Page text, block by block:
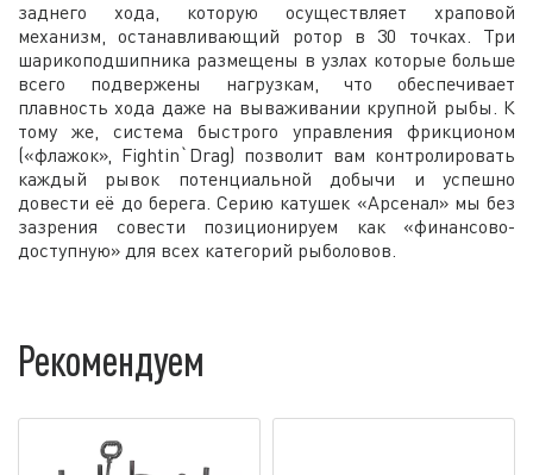
заднего хода, которую осуществляет храповой
механизм, останавливающий ротор в 30 точках. Три
шарикоподшипника размещены в узлах которые больше
всего подвержены нагрузкам, что обеспечивает
плавность хода даже на вываживании крупной рыбы. К
тому же, система быстрого управления фрикционом
(«флажок», Fightin`Drag) позволит вам контролировать
каждый рывок потенциальной добычи и успешно
довести её до берега. Серию катушек «Арсенал» мы без
зазрения совести позиционируем как «финансово-
доступную» для всех категорий рыболовов.
Рекомендуем